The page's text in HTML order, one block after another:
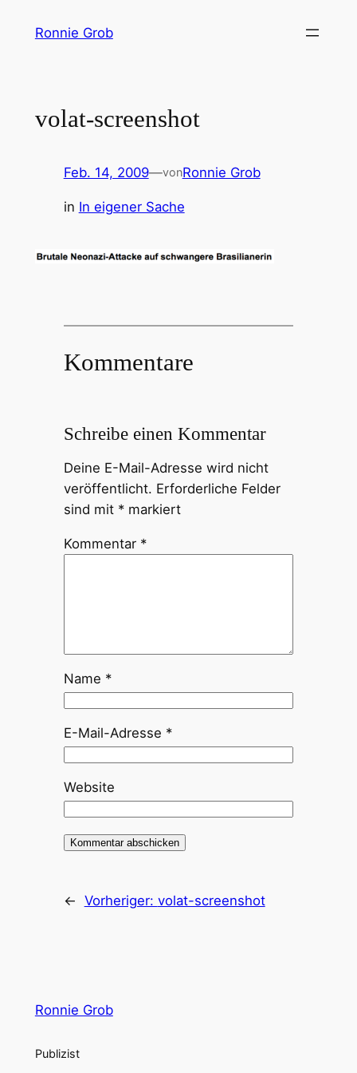
InhaltRonnie Grob
volat-screenshot
Feb. 14, 2009—vonRonnie Grob
in In eigener Sache
Kommentare
Schreibe einen Kommentar
Deine E-Mail-Adresse wird nicht
veröffentlicht. Erforderliche Felder
sind mit *markiert
Kommentar *
Name *
E-Mail-Adresse *
Website
← Vorheriger: volat-screenshot
Ronnie Grob
Publizist